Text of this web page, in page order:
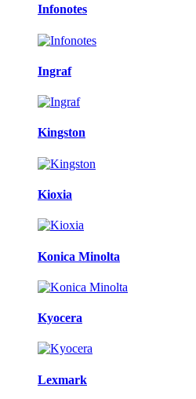
Infonotes
Ingraf
Kingston
Kioxia
Konica Minolta
Kyocera
Lexmark